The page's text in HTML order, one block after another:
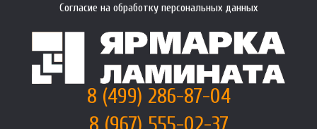
Согласие на обработку персональных данных
8 (499) 286-87-04